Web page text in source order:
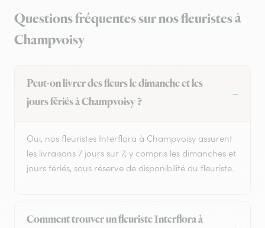
Questions fréquentes sur nos fleuristes à
Champvoisy
Peut-on livrer des fleurs le dimanche et les
jours fériés à Champvoisy ?
Oui, nos fleuristes Interflora à Champvoisy assurent
les livraisons 7 jours sur 7, y compris les dimanches et
jours fériés, sous réserve de disponibilité du fleuriste.
Comment trouver un fleuriste Interflora à